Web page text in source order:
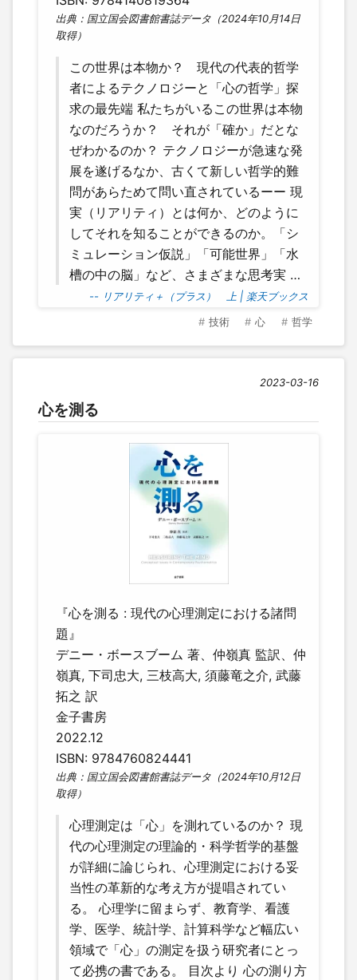
出典：国立国会図書館書誌データ（2024年10月14日
取得）
この世界は本物か？ 現代の代表的哲学
者によるテクノロジーと「心の哲学」探
求の最先端 私たちがいるこの世界は本物
なのだろうか？ それが「確か」だとな
ぜわかるのか？ テクノロジーが急速な発
展を遂げるなか、古くて新しい哲学的難
問があらためて問い直されているーー 現
実（リアリティ）とは何か、どのように
してそれを知ることができるのか。「シ
ミュレーション仮説」「可能世界」「水
槽の中の脳」など、さまざまな思考実 …
-- リアリティ＋（プラス） 上 | 楽天ブックス
技術 心 哲学
2023-03-16
心を測る
『心を測る : 現代の心理測定における諸問
題』
デニー・ボースブーム 著、仲嶺真 監訳、仲
嶺真, 下司忠大, 三枝高大, 須藤竜之介, 武藤
拓之 訳
金子書房
2022.12
ISBN: 9784760824441
出典：国立国会図書館書誌データ（2024年10月12日
取得）
心理測定は「心」を測れているのか？ 現
代の心理測定の理論的・科学哲学的基盤
が詳細に論じられ、心理測定における妥
当性の革新的な考え方が提唱されてい
る。 心理学に留まらず、教育学、看護
学、医学、統計学、計算科学など幅広い
領域で「心」の測定を扱う研究者にとっ
て必携の書である。 目次より 心の測り方